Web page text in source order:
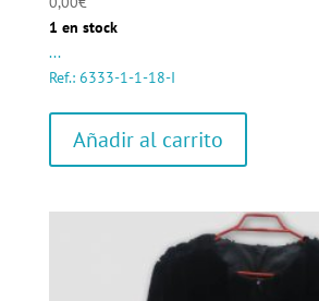
1 en stock
...
Ref.: 6333-1-1-18-I
Añadir al carrito